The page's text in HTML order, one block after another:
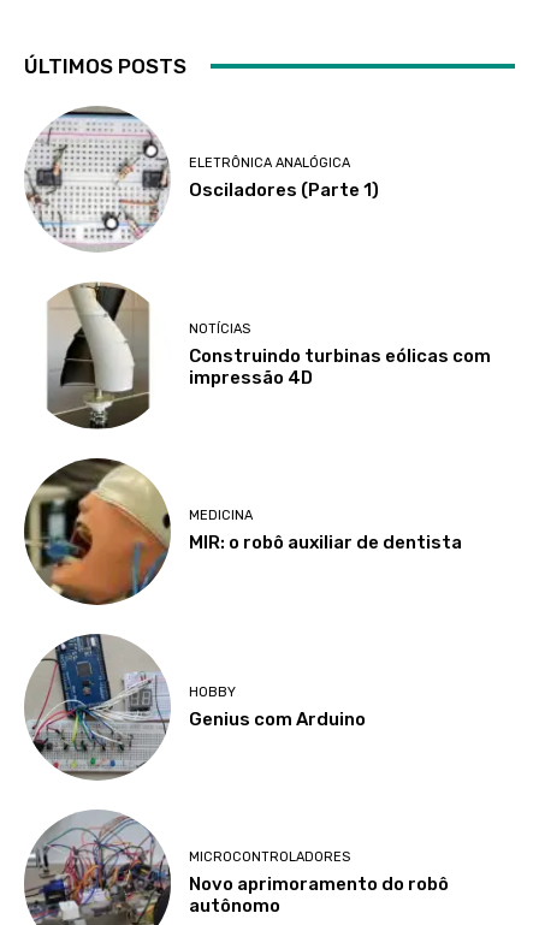
ÚLTIMOS POSTS
ELETRÔNICA ANALÓGICA
Osciladores (Parte 1)
NOTÍCIAS
Construindo turbinas eólicas com
impressão 4D
MEDICINA
MIR: o robô auxiliar de dentista
HOBBY
Genius com Arduino
MICROCONTROLADORES
Novo aprimoramento do robô
autônomo